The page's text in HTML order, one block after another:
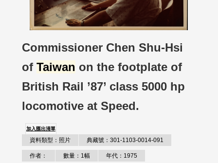
Commissioner Chen Shu-Hsi
of Taiwan on the footplate of
British Rail ’87’ class 5000 hp
locomotive at Speed.
加入匯出清單
資料類型：照片 典藏號：301-1103-0014-091
作者： 數量：1幅 年代：1975